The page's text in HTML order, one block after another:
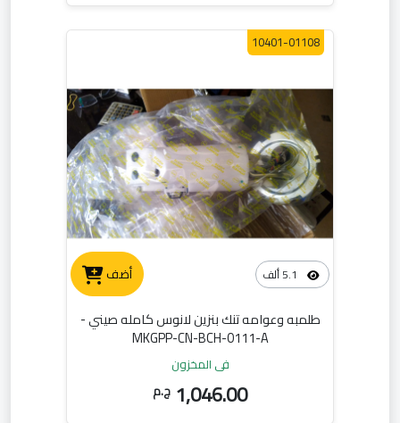
أضف
10401-01108
طلمبه وعوامه تنك بنزين لانوس كامله صيني -
MKGPP-CN-BCH-0111-A
في المخزون
1,046.00 ج.م